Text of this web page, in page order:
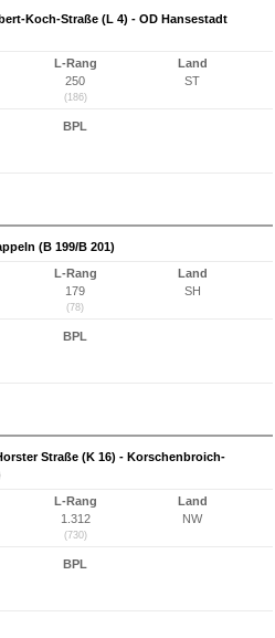
Koch-Straße (L 4) - OD Hansestadt
L-Rang
250
(186)
Land
ST
BPL
(B 199/B 201)
L-Rang
179
(78)
Land
SH
BPL
Straße (K 16) - Korschenbroich-
L-Rang
1.312
(730)
Land
NW
BPL